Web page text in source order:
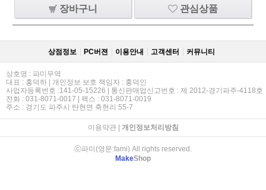
장바구니 관심상품
상점정보 PC버젼 이용안내 고객센터 커뮤니티
상호명 : 파미무역
대표 : 홍덕하 | 개인정보 보호 책임자 : 홍덕인
사업자등록번호 :141-05-15226 | 통신판매업신고번호 : 제 2012-경기파주-4118호
전화 : 031-8071-0017 | 팩스 : 031-8071-0019
주소 : 경기도 파주시 탄현면 축현리 55-7
이용약관| 개인정보처리방침
ⓒ파미(영문:fami) All rights reserved.
MakeShop